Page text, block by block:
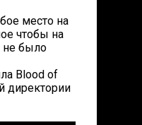
место на
чтобы на
не было
Blood of
директории